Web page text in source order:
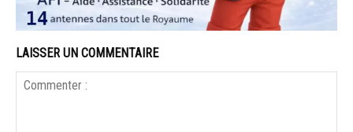
LAISSER UN COMMENTAIRE